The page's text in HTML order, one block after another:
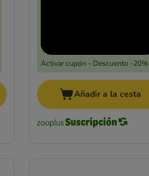
Activar cupón - Descuento -20%
Añadir a la cesta